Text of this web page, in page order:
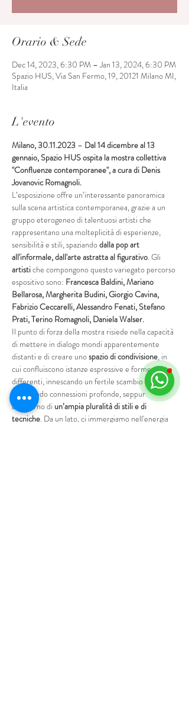
Orario & Sede
Dec 14, 2023, 6:30 PM – Jan 13, 2024, 6:30 PM
Spazio HUS, Via San Fermo, 19, 20121 Milano MI,
Italia
L'evento
Milano, 30.11.2023 – Dal 14 dicembre al 13
gennaio, Spazio HUS ospita la mostra collettiva
"Confluenze contemporanee", a cura di Denis
Jovanovic Romagnoli.
L’esposizione offre un’interessante panoramica
sulla scena artistica contemporanea, grazie a un
gruppo eterogeneo di talentuosi artisti che
rappresentano una molteplicità di esperienze,
sensibilità e stili, spaziando dalla pop art
all'informale, dall'arte astratta al figurativo. Gli
artisti che compongono questo variegato percorso
espositivo sono: Francesca Baldini, Mariano
Bellarosa, Margherita Budini, Giorgio Cavina,
Fabrizio Ceccarelli, Alessandro Fenati, Stefano
Prati, Terino Romagnoli, Daniela Walser.
Il punto di forza della mostra risiede nella capacità
di mettere in dialogo mondi apparentemente
distanti e di creare uno spazio di condivisione, in
cui confluiscono istanze espressive e forme d’arte
differenti, innescando un fertile scambio di visioni
e rivelando connessioni profonde, seppur
all’interno di un’ampia pluralità di stili e di
tecniche. Da un lato, ci immergiamo nell'energia